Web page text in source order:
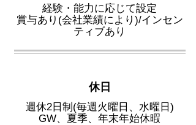
経験・能力に応じて設定
賞与あり(会社業績により)/インセン
ティブあり
休日
週休2日制(毎週火曜日、水曜日)
​GW、夏季、年末年始休暇